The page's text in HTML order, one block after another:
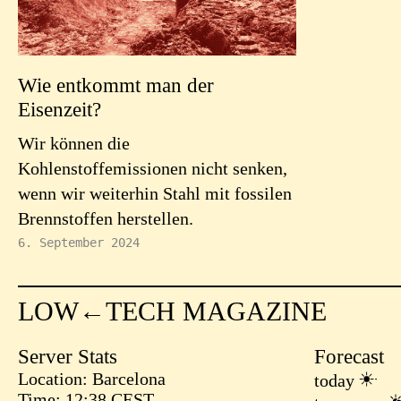
Wie entkommt man der
Eisenzeit?
Wir können die
Kohlenstoffemissionen nicht senken,
wenn wir weiterhin Stahl mit fossilen
Brennstoffen herstellen.
6. September 2024
LOW←TECH MAGAZINE
Server Stats
Location Barcelona
Forecast
today